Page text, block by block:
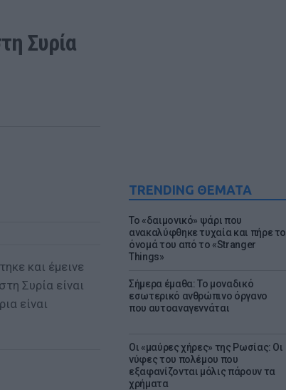
TRENDING ΘΕΜΑΤΑ
Το «δαιμονικό» ψάρι που
ανακαλύφθηκε τυχαία και πήρε το
όνομά του από το «Stranger
Things»
Σήμερα έμαθα: Το μοναδικό
εσωτερικό ανθρώπινο όργανο
που αυτοαναγεννάται
Οι «μαύρες χήρες» της Ρωσίας: Οι
νύφες του πολέμου που
εξαφανίζονται μόλις πάρουν τα
χρήματα
Συρία
και έμεινε
Συρία είναι
είναι